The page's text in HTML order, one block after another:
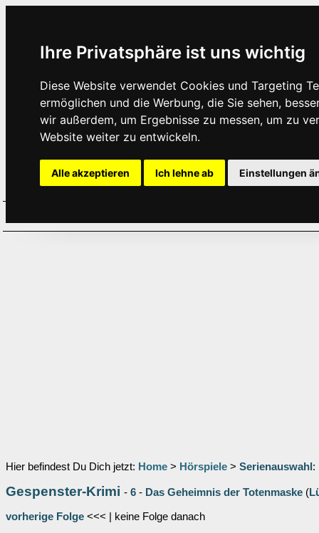
Ihre Privatsphäre ist uns wichtig
Diese Website verwendet Cookies und Targeting
ermöglichen und die Werbung, die Sie sehen,
wir außerdem, um Ergebnisse zu messen, um zu
Website weiter zu entwickeln.
Alle akzeptieren Ich lehne ab Einstellungen
Hier befindest Du Dich jetzt: Home > Hörspiele > Serienauswahl :
Gespenster-Krimi - 6 - Das Geheimnis der Totenmaske (
vorherige Folge <<< | keine Folge danach